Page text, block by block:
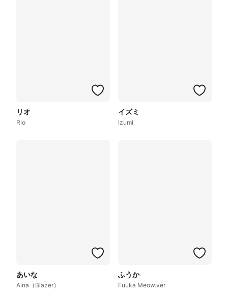
リオ
Rio
イズミ
Izumi
あいな
Aina（Blazer）
ふうか
Fuuka Meow.ver